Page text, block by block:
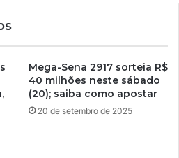
Mega-Sena 2917 sorteia R$
40 milhões neste sábado
(20); saiba como apostar
20 de setembro de 2025